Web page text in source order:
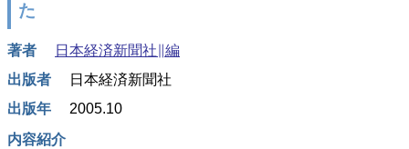
た
著者
日本経済新聞社∥編
出版者
日本経済新聞社
出版年
2005.10
内容紹介